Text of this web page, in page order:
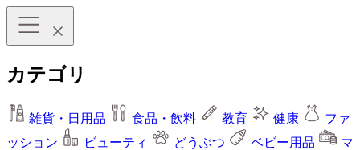
カテゴリ
雑貨・日用品 食品・飲料 教育 健康
ファ
ッション
ビューティ どうぶつ ベビー用品
マ